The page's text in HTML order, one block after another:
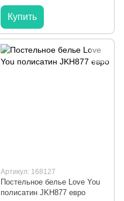
Купить
Артикул: 168127
Постельное белье Love You
полисатин JKH877 евро